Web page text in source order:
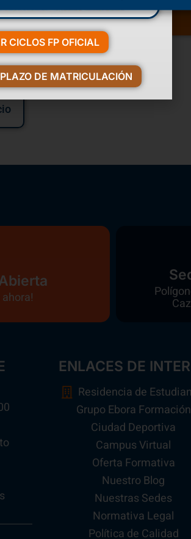
ENLACES DE
Residencia de
Grupo Ebora Formación
Ciudad Deportiva
Campus Virtual
Oferta Formativa
Nuestro Blog
Nuestras Sedes
Normativa Legal
Política de Calidad
CICLOS FP OFICIAL
DE MATRICULACIÓN